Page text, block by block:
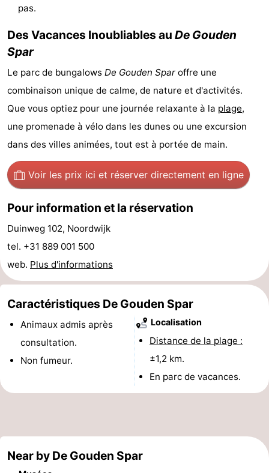
Piscines
Faire
du
vélo
-
Randonnée
-
Équitation
-
Terrains
de
golf
-
Surfen
-
Peche
-
et
manger
Événements
Pratiques
Forum
Route
Stationnement
Adresses
Septentrionale
-
pas.
Des Vacances Inoubliables au De Gouden
Spar
Le parc de bungalows De Gouden Spar offre une
combinaison unique de calme, de nature et d'activités.
Que vous optiez pour une journée relaxante à la plage,
une promenade à vélo dans les dunes ou une excursion
dans des villes animées, tout est à portée de main.
Voir les prix ici et réserver directement en ligne
Pour information et la réservation
Duinweg 102, Noordwijk
tel. +31 889 001 500
web. Plus d'informations
Caractéristiques De Gouden Spar
Animaux admis après
consultation.
Non fumeur.
Localisation
Distance de la plage :
±1,2 km.
En parc de vacances.
Near by De Gouden Spar